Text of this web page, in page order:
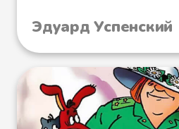
Эдуард Успенский